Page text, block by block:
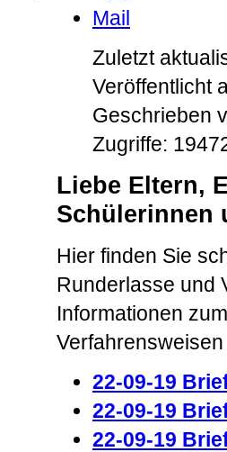
Zuletzt
Veröffentlicht
Geschrieben
Zugriffe:
Liebe Eltern,
Schülerinnen
Hier finden Sie
Runderlasse und
Informationen
22-09-19
22-09-19
22-09-19